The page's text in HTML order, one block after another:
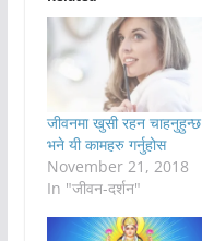
जीवनमा खुसी रहन चाहनुहुन्छ
भने यी कामहरु गर्नुहोस
November 21, 2018
In "जीवन-दर्शन"